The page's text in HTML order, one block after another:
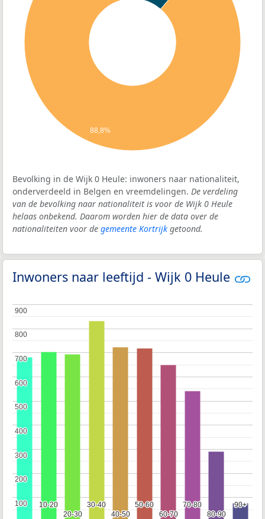
88,8%
Bevolking in de Wijk 0 Heule: inwoners naar nationaliteit,
onderverdeeld in Belgen en vreemdelingen. De verdeling
van de bevolking naar nationaliteit is voor de Wijk 0 Heule
helaas onbekend. Daarom worden hier de data over de
nationaliteiten voor de gemeente Kortrijk getoond.
Inwoners naar leeftijd - Wijk 0 Heule
10-20
10-20
20-30
20-30
30-40
30-40
40-50
40-50
50-60
50-60
60-70
60-70
70-80
70-80
80-90
80-90
90+
90+
100
100
200
200
300
300
400
400
500
500
600
600
700
700
800
800
900
900